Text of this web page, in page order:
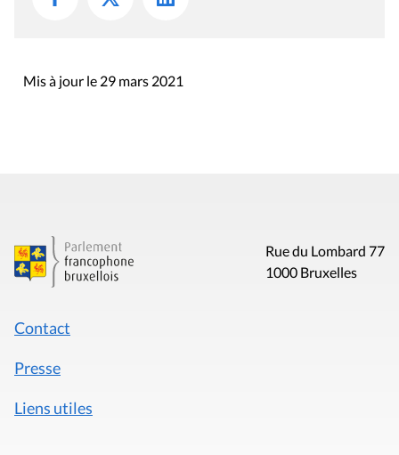
Mis à jour le 29 mars 2021
Rue du Lombard 77
1000 Bruxelles
Contact
Presse
Liens utiles